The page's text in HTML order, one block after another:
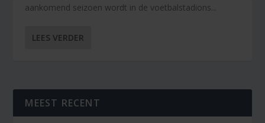
aankomend seizoen wordt in de voetbalstadions...
LEES VERDER
MEEST RECENT